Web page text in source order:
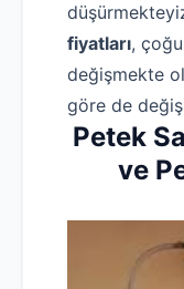
fiyatları,
değişmekte
göre de
Petek
ve